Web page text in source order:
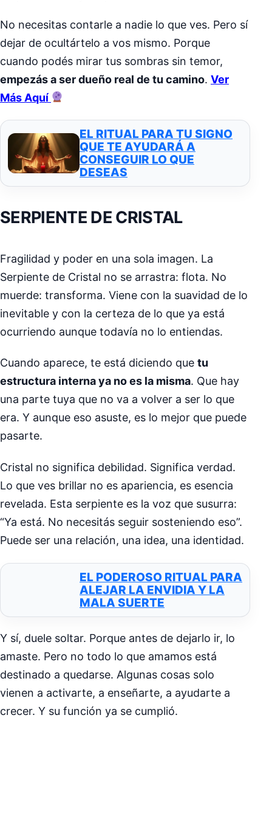
No necesitas contarle a nadie lo que ves. Pero sí
dejar de ocultártelo a vos mismo. Porque
cuando podés mirar tus sombras sin temor,
empezás a ser dueño real de tu camino. Ver
Más Aquí
EL RITUAL PARA TU SIGNO
QUE TE AYUDARÁ A
CONSEGUIR LO QUE
DESEAS
SERPIENTE DE CRISTAL
Fragilidad y poder en una sola imagen. La
Serpiente de Cristal no se arrastra: flota. No
muerde: transforma. Viene con la suavidad de lo
inevitable y con la certeza de lo que ya está
ocurriendo aunque todavía no lo entiendas.
Cuando aparece, te está diciendo que tu
estructura interna ya no es la misma. Que hay
una parte tuya que no va a volver a ser lo que
era. Y aunque eso asuste, es lo mejor que puede
pasarte.
Cristal no significa debilidad. Significa verdad.
Lo que ves brillar no es apariencia, es esencia
revelada. Esta serpiente es la voz que susurra:
“Ya está. No necesitás seguir sosteniendo eso”.
Puede ser una relación, una idea, una identidad.
EL PODEROSO RITUAL PARA
ALEJAR LA ENVIDIA Y LA
MALA SUERTE
Y sí, duele soltar. Porque antes de dejarlo ir, lo
amaste. Pero no todo lo que amamos está
destinado a quedarse. Algunas cosas solo
vienen a activarte, a enseñarte, a ayudarte a
crecer. Y su función ya se cumplió.